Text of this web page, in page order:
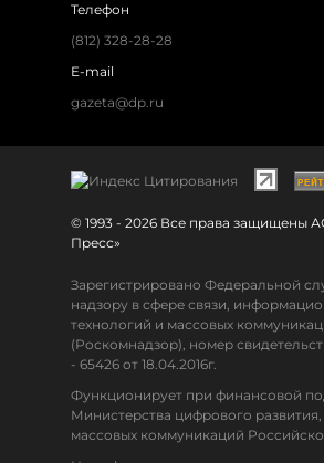
Телефон
(812) 328-28-28
E-mail
gazeta@dp.ru
© 1993 - 2026 Все права защищены
Пресс»
Зарегистрировано Федеральной
надзору в сфере связи,
технологий и массовых
(Роскомнадзор), номер
- 65426 от 18.04.2016г.
Функционирует при финансовой
Министерства цифрового развития,
массовых коммуникаций